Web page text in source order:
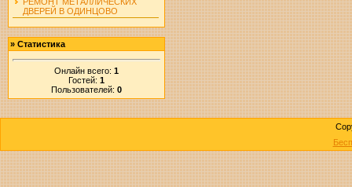
ДВЕРЕЙ В ОДИНЦОВО
» Статистика
Онлайн всего: 1
Гостей: 1
Пользователей: 0